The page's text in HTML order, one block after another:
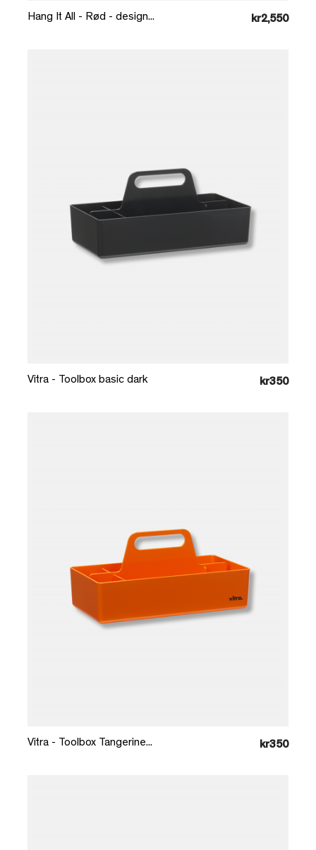
Hang It All - Rød - design... kr2,550
Vitra - Toolbox basic dark kr350
Vitra - Toolbox Tangerine... kr350